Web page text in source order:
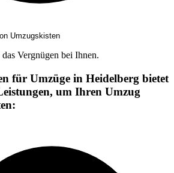
Umzugskisten
Vergnügen bei Ihnen.
für Umzüge in Heidelberg bietet
um Ihren Umzug